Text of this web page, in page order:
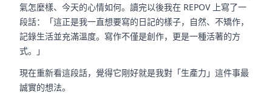
氣怎麼樣、今天的心情如何。讀完以後我在 REPOV 上寫了一
段話：「這正是我一直想要寫的日記的樣子，自然、不矯作，
記錄生活並充滿溫度。寫作不僅是創作，更是一種活著的方
式。」
現在重新看這段話，覺得它剛好就是我對「生產力」這件事最
誠實的想法。